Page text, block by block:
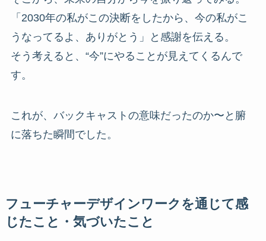
「2030年の私がこの決断をしたから、今の私がこ
うなってるよ、ありがとう」と感謝を伝える。
そう考えると、“今”にやることが見えてくるんで
す。
これが、バックキャストの意味だったのか〜と腑
に落ちた瞬間でした。
フューチャーデザインワークを通じて感
じたこと・気づいたこと